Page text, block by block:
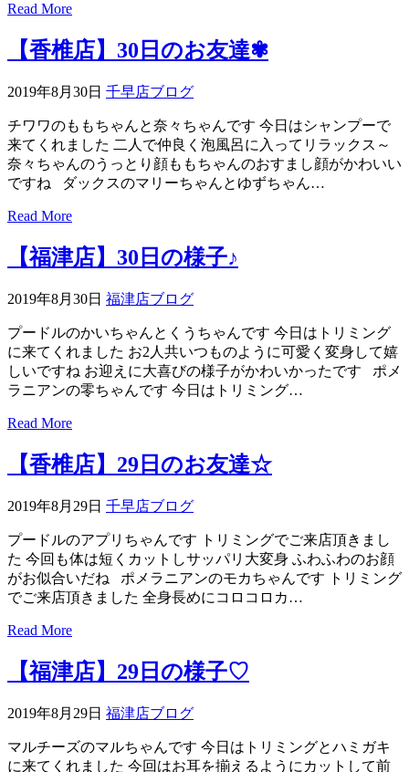
｜
ペ
ッ
ト
サ
ロ
ン・
ペ
ッ
ト
ホ
テ
ル
Read More
【香椎店】30日のお友達✾
2019年8月30日 千早店ブログ
チワワのももちゃんと奈々ちゃんです 今日はシャンプーで
来てくれました 二人で仲良く泡風呂に入ってリラックス～
奈々ちゃんのうっとり顔ももちゃんのおすまし顔がかわいい
ですね ダックスのマリーちゃんとゆずちゃん…
Read More
【福津店】30日の様子♪
2019年8月30日 福津店ブログ
プードルのかいちゃんとくうちゃんです 今日はトリミング
に来てくれました お2人共いつものように可愛く変身して嬉
しいですね お迎えに大喜びの様子がかわいかったです ポメ
ラニアンの零ちゃんです 今日はトリミング…
Read More
【香椎店】29日のお友達☆
2019年8月29日 千早店ブログ
プードルのアプリちゃんです トリミングでご来店頂きまし
た 今回も体は短くカットしサッパリ大変身 ふわふわのお顔
がお似合いだね ポメラニアンのモカちゃんです トリミング
でご来店頂きました 全身長めにコロコロカ…
Read More
【福津店】29日の様子♡
2019年8月29日 福津店ブログ
マルチーズのマルちゃんです 今日はトリミングとハミガキ
に来てくれました 今回はお耳を揃えるようにカットして前